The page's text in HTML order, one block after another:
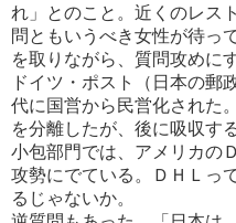
れ」とのこと。近くのレス
問ともいうべき女性が待っ
を取りながら、質問攻めに
ドイツ・ポスト（日本の郵
代に国営から民営化された
を分離したが、後に吸収す
小包部門では、アメリカの
攻勢にでている。ＤＨＬっ
るじゃないか。